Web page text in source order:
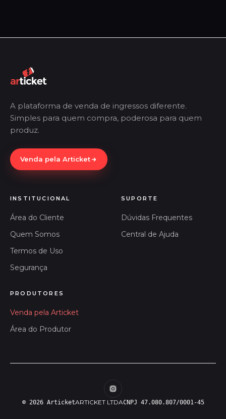
A plataforma de venda de ingressos diferente.
Simples para quem compra, poderosa para quem
produz.
Venda pela Articket
INSTITUCIONAL
Área do Cliente
Quem Somos
Termos de Uso
Segurança
SUPORTE
Dúvidas Frequentes
Central de Ajuda
PRODUTORES
Venda pela Articket
Área do Produtor
© 2026 ArticketARTICKET LTDACNPJ 47.080.807/0001-45